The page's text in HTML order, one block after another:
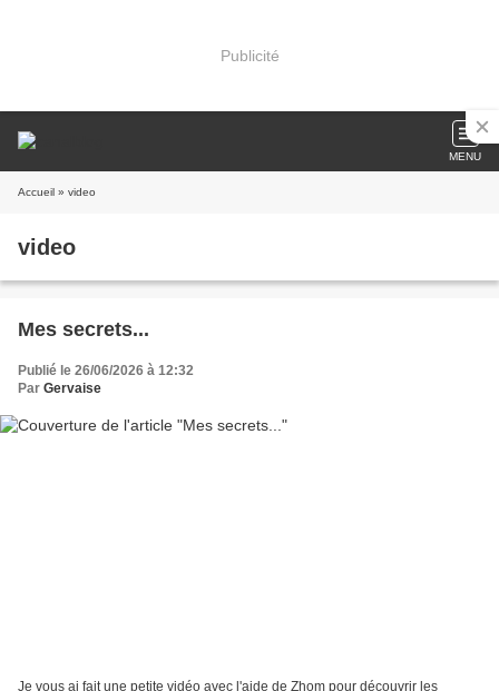
Publicité
MENU
Accueil » video
video
Mes secrets...
Publié le 26/06/2026 à 12:32
Par Gervaise
Je vous ai fait une petite vidéo avec l'aide de Zhom pour découvrir les